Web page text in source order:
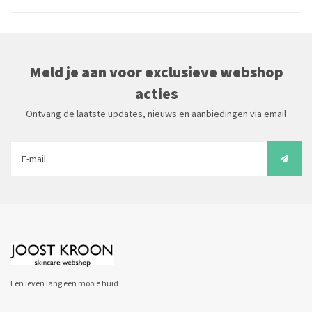
Meld je aan voor exclusieve webshop
acties
Ontvang de laatste updates, nieuws en aanbiedingen via email
Een leven lang een mooie huid